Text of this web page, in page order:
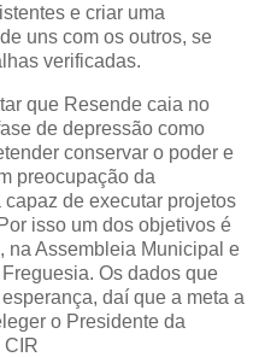
e criar uma
uns com os outros, se
verificadas.
que Resende caia no
de depressão como
conservar o poder e
preocupação da
de executar projetos
isso um dos objetivos é
na Assembleia Municipal e
Os dados que
daí que a meta a
o Presidente da
CIR